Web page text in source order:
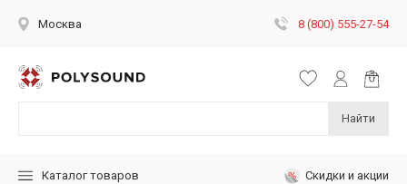
Москва 8 (800) 555-27-54
Найти
Каталог товаров Скидки и акции